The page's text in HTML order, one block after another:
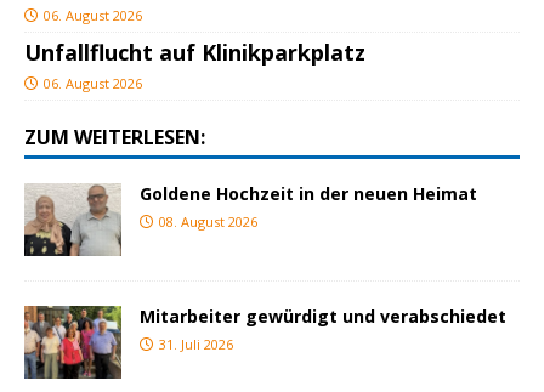
06. August 2026
Unfallflucht auf Klinikparkplatz
06. August 2026
ZUM WEITERLESEN:
Goldene Hochzeit in der neuen Heimat
08. August 2026
Mitarbeiter gewürdigt und verabschiedet
31. Juli 2026